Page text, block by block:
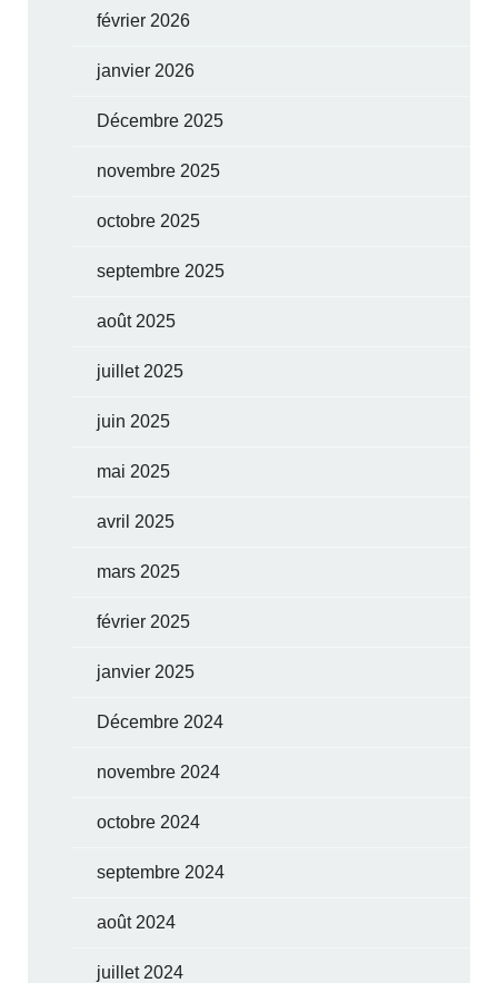
février 2026
janvier 2026
Décembre 2025
novembre 2025
octobre 2025
septembre 2025
août 2025
juillet 2025
juin 2025
mai 2025
avril 2025
mars 2025
février 2025
janvier 2025
Décembre 2024
novembre 2024
octobre 2024
septembre 2024
août 2024
juillet 2024